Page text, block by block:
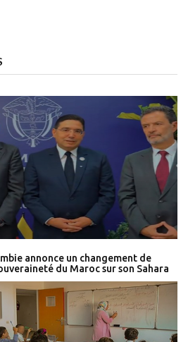
annonce un changement de
du Maroc sur son Sahara